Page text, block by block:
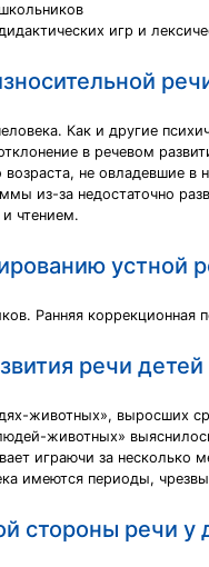
игр и
Как и другие
в речевом
возраста, не овладевшие
из-за недостаточно
чтением.
устной
Ранняя
речи
животных», выросших
животных»
играючи за несколько
имеются периоды,
стороны речи у